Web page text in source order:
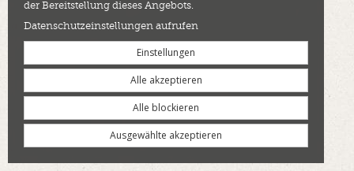
der Bereitstellung dieses Angebots.
Datenschutzeinstellungen aufrufen
Einstellungen
Alle akzeptieren
Alle blockieren
Ausgewählte akzeptieren